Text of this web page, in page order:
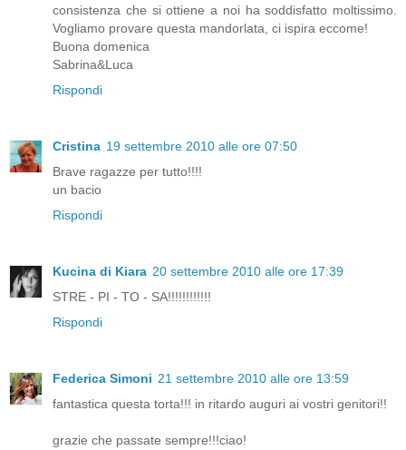
consistenza che si ottiene a noi ha soddisfatto moltissimo.
Vogliamo provare questa mandorlata, ci ispira eccome!
Buona domenica
Sabrina&Luca
Rispondi
Cristina 19 settembre 2010 alle ore 07:50
Brave ragazze per tutto!!!!
un bacio
Rispondi
Kucina di Kiara 20 settembre 2010 alle ore 17:39
STRE - PI - TO - SA!!!!!!!!!!!!
Rispondi
Federica Simoni 21 settembre 2010 alle ore 13:59
fantastica questa torta!!! in ritardo auguri ai vostri genitori!!
grazie che passate sempre!!!ciao!